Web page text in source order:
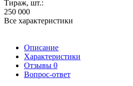
Тираж, шт.:
250 000
Все характеристики
Описание
Характеристики
Отзывы 0
Вопрос-ответ